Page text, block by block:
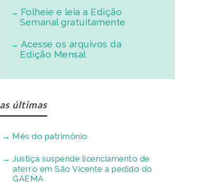
Folheie e leia a Edição
Semanal gratuitamente
Acesse os arquivos da
Edição Mensal
as últimas
Mês do patrimônio
Justiça suspende licenciamento de
aterro em São Vicente a pedido do
GAEMA